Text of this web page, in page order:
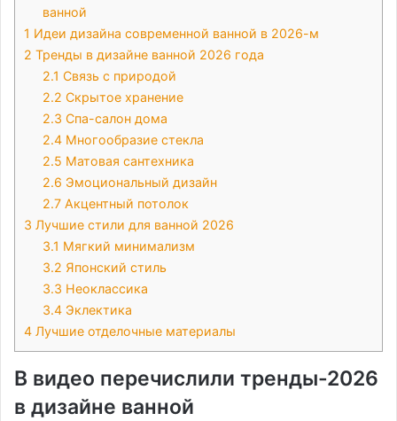
ванной
1 Идеи дизайна современной ванной в 2026-м
2 Тренды в дизайне ванной 2026 года
2.1 Связь с природой
2.2 Скрытое хранение
2.3 Спа-салон дома
2.4 Многообразие стекла
2.5 Матовая сантехника
2.6 Эмоциональный дизайн
2.7 Акцентный потолок
3 Лучшие стили для ванной 2026
3.1 Мягкий минимализм
3.2 Японский стиль
3.3 Неоклассика
3.4 Эклектика
4 Лучшие отделочные материалы
В видео перечислили тренды-2026
в дизайне ванной